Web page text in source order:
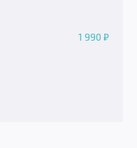
1 990 ₽